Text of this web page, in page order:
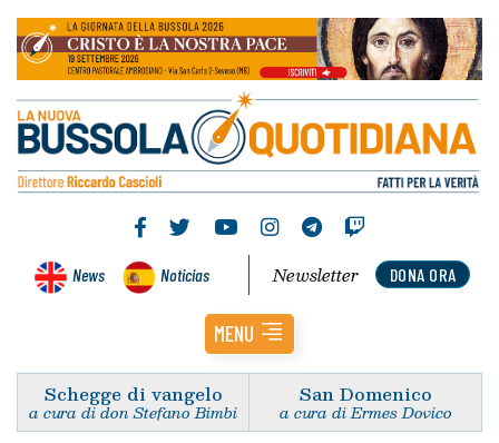
News Noticias DONA ORA
Newsletter
MENU
Schegge di vangelo
a cura di don Stefano Bimbi
San Domenico
a cura di Ermes Dovico